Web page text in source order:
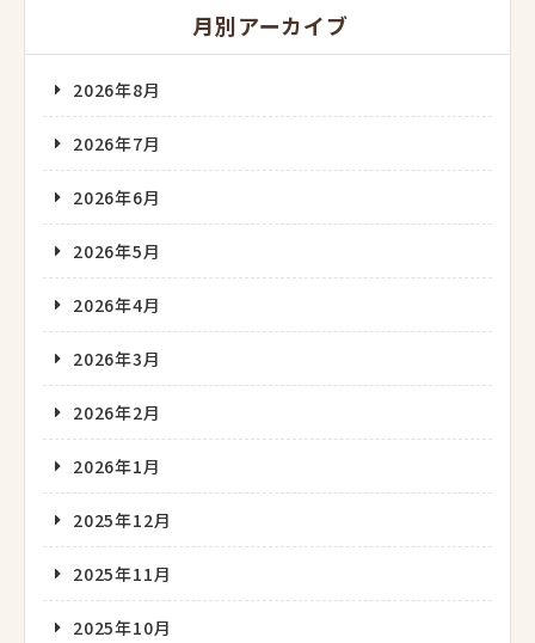
月別アーカイブ
2026年8月
2026年7月
2026年6月
2026年5月
2026年4月
2026年3月
2026年2月
2026年1月
2025年12月
2025年11月
2025年10月